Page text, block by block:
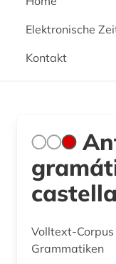
Elektronische
Kontakt
Volltext-
Grammatiken